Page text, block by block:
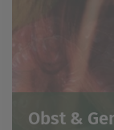
Obst &